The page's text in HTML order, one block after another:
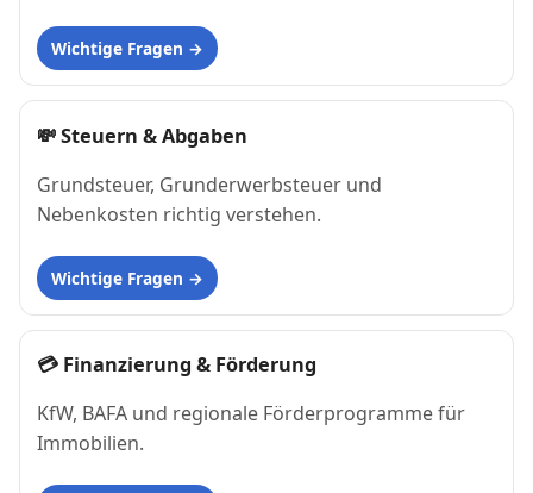
Wichtige Fragen
💸Steuern & Abgaben
Grundsteuer, Grunderwerbsteuer und
Nebenkosten richtig verstehen.
Wichtige Fragen
💳 Finanzierung & Förderung
KfW, BAFA und regionale Förderprogramme für
Immobilien.